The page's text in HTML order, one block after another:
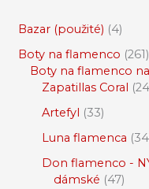
Bazar (použité) 4
Boty na flamenco 261
Boty na flamenco
Zapatillas Coral 24
Artefyl 33
Luna flamenca 34
Don flamenco -
dámské 47